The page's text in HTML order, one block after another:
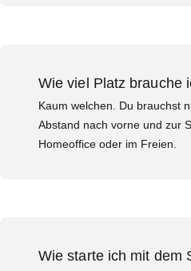
Wie viel Platz brauche
Kaum welchen. Du brauchst
Abstand nach vorne und zur
Homeoffice oder im Freien.
Wie starte ich mit dem